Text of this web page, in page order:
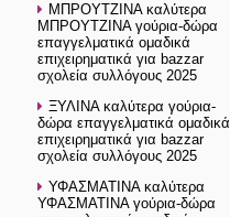
ΜΠΡΟΥΤΖΙΝΑ καλύτερα
ΜΠΡΟΥΤΖΙΝΑ γούρια-δώρα
επαγγελματικά ομαδικά
επιχειρηματικά για bazzar
σχολεία συλλόγους 2025
ΞΥΛΙΝΑ καλύτερα γούρια-
δώρα επαγγελματικά ομαδικά
επιχειρηματικά για bazzar
σχολεία συλλόγους 2025
ΥΦΑΣΜΑΤΙΝΑ καλύτερα
ΥΦΑΣΜΑΤΙΝΑ γούρια-δώρα